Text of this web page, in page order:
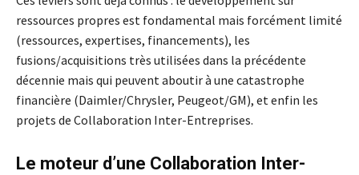
ressources propres est fondamental mais forcément limité
(ressources, expertises, financements), les
fusions/acquisitions très utilisées dans la précédente
décennie mais qui peuvent aboutir à une catastrophe
financière (Daimler/Chrysler, Peugeot/GM), et enfin les
projets de Collaboration Inter-Entreprises.
Le moteur d’une Collaboration Inter-